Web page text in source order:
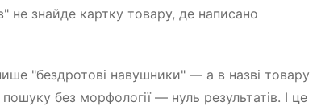
не знайде картку товару, де написано
"бездротові навушники" — а в назві товару
без морфології — нуль результатів. І це